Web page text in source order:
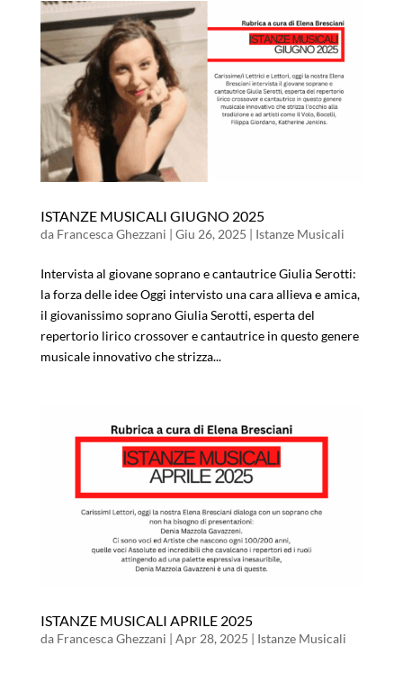
ISTANZE MUSICALI GIUGNO 2025
da Francesca Ghezzani | Giu 26, 2025 | Istanze Musicali
Intervista al giovane soprano e cantautrice Giulia Serotti:
la forza delle idee Oggi intervisto una cara allieva e amica,
il giovanissimo soprano Giulia Serotti, esperta del
repertorio lirico crossover e cantautrice in questo genere
musicale innovativo che strizza...
ISTANZE MUSICALI APRILE 2025
da Francesca Ghezzani | Apr 28, 2025 | Istanze Musicali